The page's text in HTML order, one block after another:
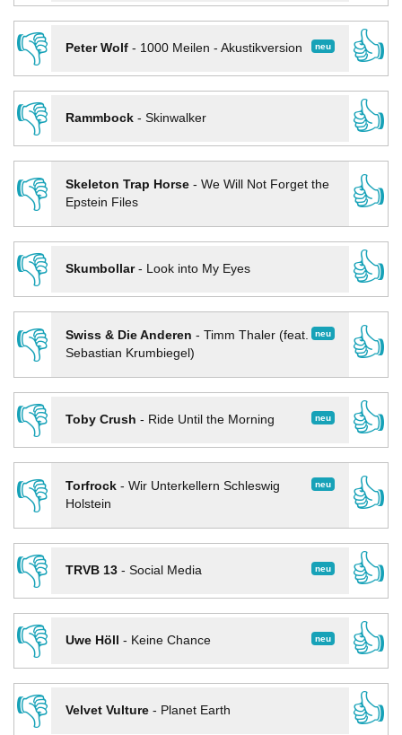
👎
neu
Peter Wolf- 1000 Meilen - Akustikversion
👍
👎
Rammbock- Skinwalker
👍
👎
Skeleton Trap Horse- We Will Not Forget the
Epstein Files
👍
👎
Skumbollar- Look into My Eyes
👍
👎
neu
Swiss & Die Anderen - Timm Thaler (feat.
Sebastian Krumbiegel)
👍
👎
neu
Toby Crush - Ride Until the Morning
👍
👎
neu
Torfrock- Wir Unterkellern Schleswig
Holstein
👍
👎
neu
TRVB 13- Social Media
👍
👎
neu
Uwe Höll - Keine Chance
👍
👎
Velvet Vulture- Planet Earth
👍